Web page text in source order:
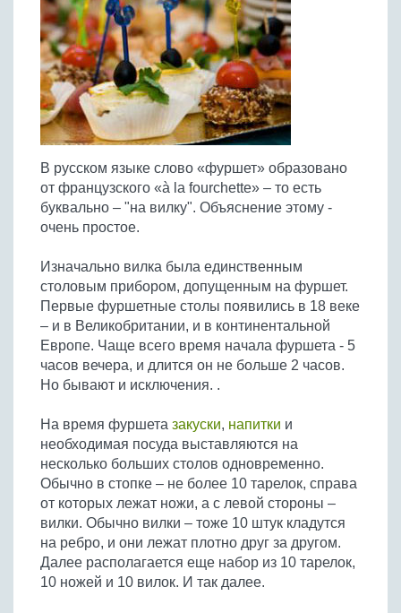
Из яиц и другие
Холодные супы
Супы-пюре
Молочные супы
Сладкие супы
Отварное мясо
Запеченное мясо
Тушеное мясо
Из мясного фарша
Из субпродуктов
Жареная рыба
Отварная и паровая
Запеченная рыба
Тушеная рыба
Из рыбного фарша
Морепродукты
Суши и роллы
Вся птица
Жареная птица
Отварная птица
Запеченная птица
Тушеная птица
Из фарша птицы
Из субпродуктов птицы
Овощи
Все овощи
Жареные овощи
Отварные овощи
Запеченные овощи
Выпечка
Вся выпечка
Торты и пирожные
Пироги и пирожки
Кексы и маффины
Печенье и булочки
Пиццы
Кремы
Соусы
Все соусы
Соусы к мясу
Соусы к рыбе
Соусы к овощам
Другие соусы
Все напитки
Алкогольные напитки
Заготовки
Все заготовки
Овощи
Грибы
Другие заготовки
Десерты
Конфеты и сладости
Десерты
Ещё...
Молочные продукты
Пельмени, вареники
Макароны
Грибы
Яйца
Крупы
В русском языке слово «фуршет» образовано
от французского «à la fourchette» – то есть
буквально – "на вилку". Объяснение этому -
очень простое.
Изначально вилка была единственным
столовым прибором, допущенным на фуршет.
Первые фуршетные столы появились в 18 веке
– и в Великобритании, и в континентальной
Европе. Чаще всего время начала фуршета - 5
часов вечера, и длится он не больше 2 часов.
Но бывают и исключения. .
На время фуршета закуски, напитки и
необходимая посуда выставляются на
несколько больших столов одновременно.
Обычно в стопке – не более 10 тарелок, справа
от которых лежат ножи, а с левой стороны –
вилки. Обычно вилки – тоже 10 штук кладутся
на ребро, и они лежат плотно друг за другом.
Далее располагается еще набор из 10 тарелок,
10 ножей и 10 вилок. И так далее.